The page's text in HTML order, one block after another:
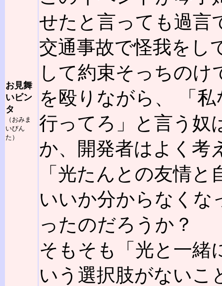
お見舞
いビン
タ
（おみま
いびん
た）
せたと言っても過言
交通事故で怪我をし
して約束そっちの
を殴りながら、 「
行ってろ」と言う奴
か、開発者はよく考
「光たんとの友情
いいか分からなくな
ったのだろうか？
そもそも「光と一緒
いう選択肢がないこ